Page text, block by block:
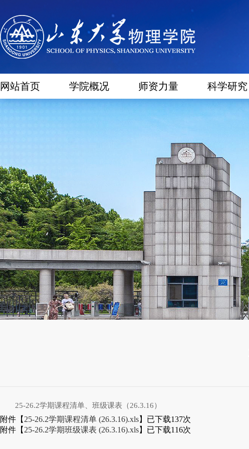
网站首页 学院概况 师资力量 科学研究
25-26.2学期课程清单、班级课表（26.3.16）
附件【25-26.2学期课程清单 (26.3.16).xls】已下载137次
附件【25-26.2学期班级课表 (26.3.16).xls】已下载116次